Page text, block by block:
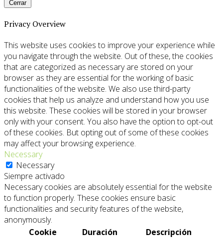
Cerrar
Privacy Overview
This website uses cookies to improve your experience while
you navigate through the website. Out of these, the cookies
that are categorized as necessary are stored on your
browser as they are essential for the working of basic
functionalities of the website. We also use third-party
cookies that help us analyze and understand how you use
this website. These cookies will be stored in your browser
only with your consent. You also have the option to opt-out
of these cookies. But opting out of some of these cookies
may affect your browsing experience.
Necessary
Necessary
Siempre activado
Necessary cookies are absolutely essential for the website
to function properly. These cookies ensure basic
functionalities and security features of the website,
anonymously.
Cookie
Duración Descripción